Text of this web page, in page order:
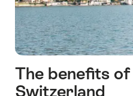
The benefits
Switzerland